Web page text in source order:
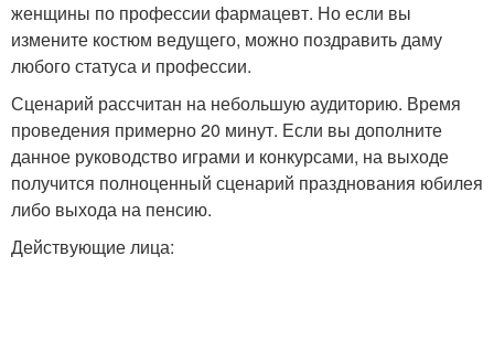
женщины по профессии фармацевт. Но если вы
измените костюм ведущего, можно поздравить даму
любого статуса и профессии.
Сценарий рассчитан на небольшую аудиторию. Время
проведения примерно 20 минут. Если вы дополните
данное руководство играми и конкурсами, на выходе
получится полноценный сценарий празднования юбилея
либо выхода на пенсию.
Действующие лица: